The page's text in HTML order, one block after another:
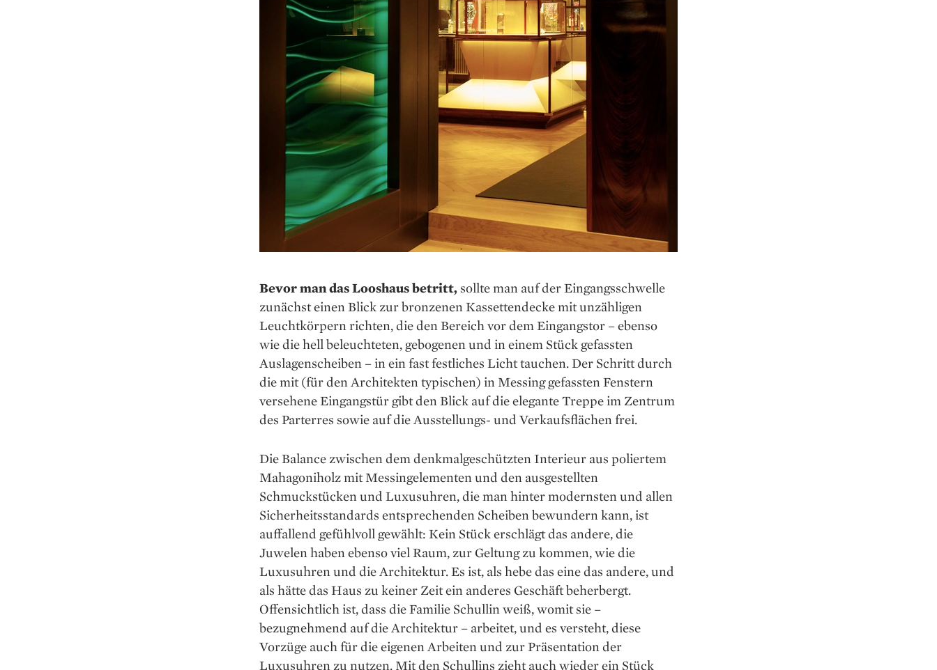
Bevor man das Looshaus betritt, sollte man auf der Eingangsschwelle
zunächst einen Blick zur bronzenen Kassettendecke mit ­unzähligen
Leucht­körpern richten, die den Bereich vor dem Eingangstor – ebenso
wie die hell beleuchteten, ge­bogenen und in einem Stück gefassten
Auslagenscheiben – in ein fast festliches Licht tauchen. Der Schritt durch
die mit (für den Architekten ­typischen) in Messing gefassten Fenstern
versehene Eingangstür gibt den Blick auf die elegante Treppe im Zentrum
des Parterres sowie auf die Ausstellungs- und Verkaufsflächen frei.
Die Balance zwischen dem denkmal­geschützten Interieur aus poliertem
Mahagoni­holz mit Messingelementen und den ausgestellten
Schmuckstücken und Luxusuhren, die man hinter modernsten und allen
Sicherheitsstandards entsprechenden Scheiben bewundern kann, ist
auffallend gefühlvoll gewählt: Kein Stück erschlägt das andere, die
Juwelen haben ebenso viel Raum, zur Geltung zu kommen, wie die
Luxus­uhren und die Architektur. Es ist, als hebe das eine das andere, und
als hätte das Haus zu keiner Zeit ein anderes Geschäft beherbergt.
Offensichtlich ist, dass die Familie Schullin weiß, womit sie –
bezugnehmend auf die Architektur – arbeitet, und es versteht, diese
Vorzüge auch für die eigenen Arbeiten und zur Präsentation der
Luxusuhren zu nutzen. Mit den Schullins zieht auch wieder ein Stück